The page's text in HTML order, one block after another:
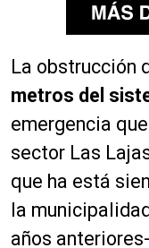
La obstrucción
metros del
emergencia
sector Las
que ha está
la
años